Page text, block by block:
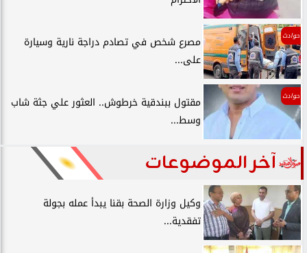
حوادث
مصرع شخص في تصادم دراجة نارية وسيارة
على...
حوادث
مقتول ببندقية خرطوش.. العثور علي جثة شاب
وسط...
آخر الموضوعات
وكيل وزارة الصحة بقنا يبدأ عمله بجولة
تفقدية...